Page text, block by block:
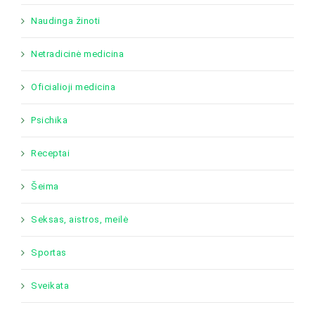
Naudinga žinoti
Netradicinė medicina
Oficialioji medicina
Psichika
Receptai
Šeima
Seksas, aistros, meilė
Sportas
Sveikata